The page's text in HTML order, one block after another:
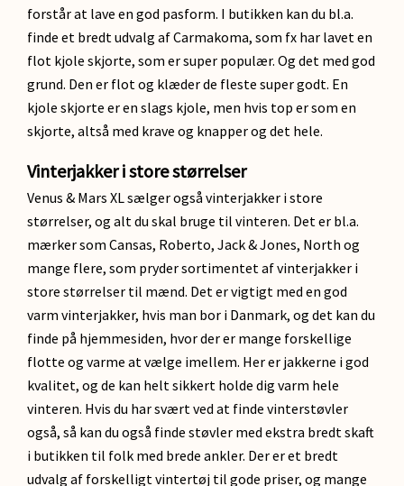
forstår at lave en god pasform. I butikken kan du bl.a.
finde et bredt udvalg af Carmakoma, som fx har lavet en
flot kjole skjorte, som er super populær. Og det med god
grund. Den er flot og klæder de fleste super godt. En
kjole skjorte er en slags kjole, men hvis top er som en
skjorte, altså med krave og knapper og det hele.
Vinterjakker i store størrelser
Venus & Mars XL sælger også vinterjakker i store
størrelser, og alt du skal bruge til vinteren. Det er bl.a.
mærker som Cansas, Roberto, Jack & Jones, North og
mange flere, som pryder sortimentet af vinterjakker i
store størrelser til mænd. Det er vigtigt med en god
varm vinterjakker, hvis man bor i Danmark, og det kan du
finde på hjemmesiden, hvor der er mange forskellige
flotte og varme at vælge imellem. Her er jakkerne i god
kvalitet, og de kan helt sikkert holde dig varm hele
vinteren. Hvis du har svært ved at finde vinterstøvler
også, så kan du også finde støvler med ekstra bredt skaft
i butikken til folk med brede ankler. Der er et bredt
udvalg af forskelligt vintertøj til gode priser, og mange